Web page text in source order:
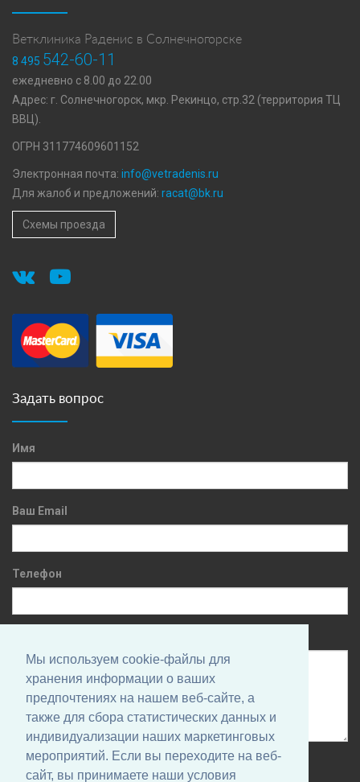
Мы используем cookie-файлы для
хранения информации о ваших
предпочтениях на нашем веб-сайте, а
также для сбора статистических данных и
индивидуализации наших маркетинговых
мероприятий. Если вы переходите на веб-
сайт, вы принимаете наши условия
Ветклиника Раденис в Солнечногорске
8 495 542-60-11
ежедневно с 8.00 до 22.00
Адрес: г. Солнечногорск, мкр. Рекинцо, стр.32 (территория ТЦ
ВВЦ).
ОГРН 311774609601152
Электронная почта: info@vetradenis.ru
Для жалоб и предложений: racat@bk.ru
Схемы проезда
Задать вопрос
Имя
Ваш Email
Телефон
Нажимая на кнопку, вы даете согласие на обработку своих